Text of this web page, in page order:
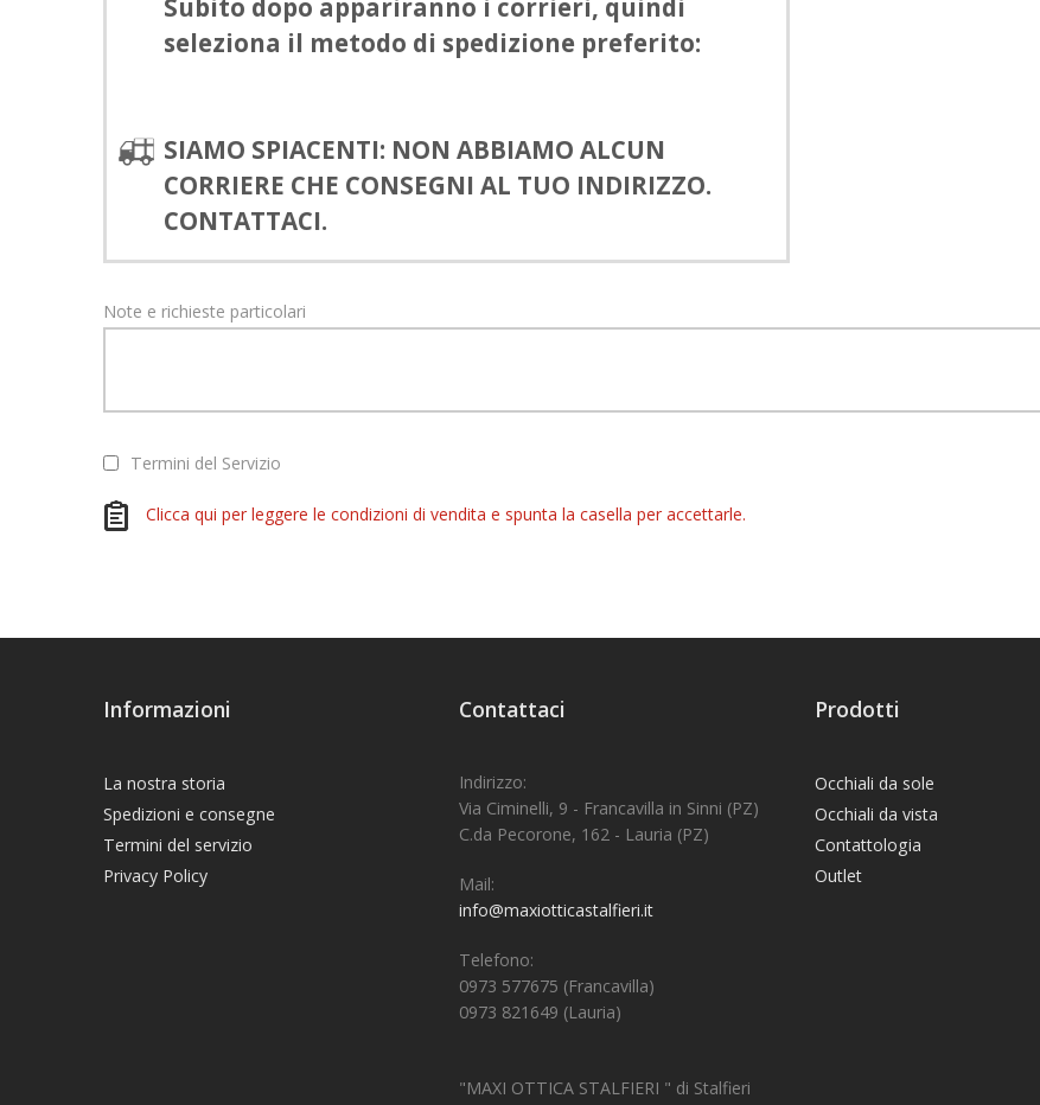
Subito dopo appariranno i corrieri, quindi
seleziona il metodo di spedizione preferito:
SIAMO SPIACENTI: NON ABBIAMO ALCUN
CORRIERE CHE CONSEGNI AL TUO INDIRIZZO.
CONTATTACI.
Note e richieste particolari
Termini del Servizio
Clicca qui per leggere le condizioni di vendita e spunta la casella per accettarle.
Informazioni
La nostra storia
Spedizioni e consegne
Termini del servizio
Privacy Policy
Contattaci
Indirizzo:
Via Ciminelli, 9 - Francavilla in Sinni (PZ)
C.da Pecorone, 162 - Lauria (PZ)
Mail:
info@maxiotticastalfieri.it
Telefono:
0973 577675 (Francavilla)
0973 821649 (Lauria)
"MAXI OTTICA STALFIERI " di Stalfieri
Prodotti
Occhiali da sole
Occhiali da vista
Contattologia
Outlet